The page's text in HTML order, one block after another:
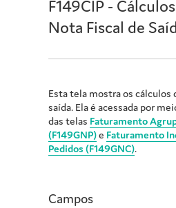
F149CIP -
Nota Fiscal de
Esta tela mostra os cálculos
saída. Ela é acessada por
das telas Faturamento
(F149GNP)e Faturamento
Pedidos (F149GNC).
Campos